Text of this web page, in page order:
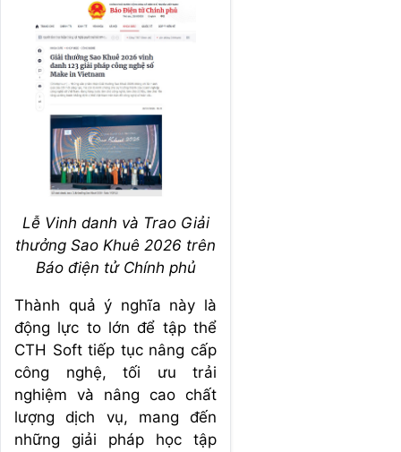
Lễ Vinh danh và Trao Giải
thưởng Sao Khuê 2026 trên
Báo điện tử Chính phủ
Thành quả ý nghĩa này là
động lực to lớn để tập thể
CTH Soft tiếp tục nâng cấp
công nghệ, tối ưu trải
nghiệm và nâng cao chất
lượng dịch vụ, mang đến
những giải pháp học tập